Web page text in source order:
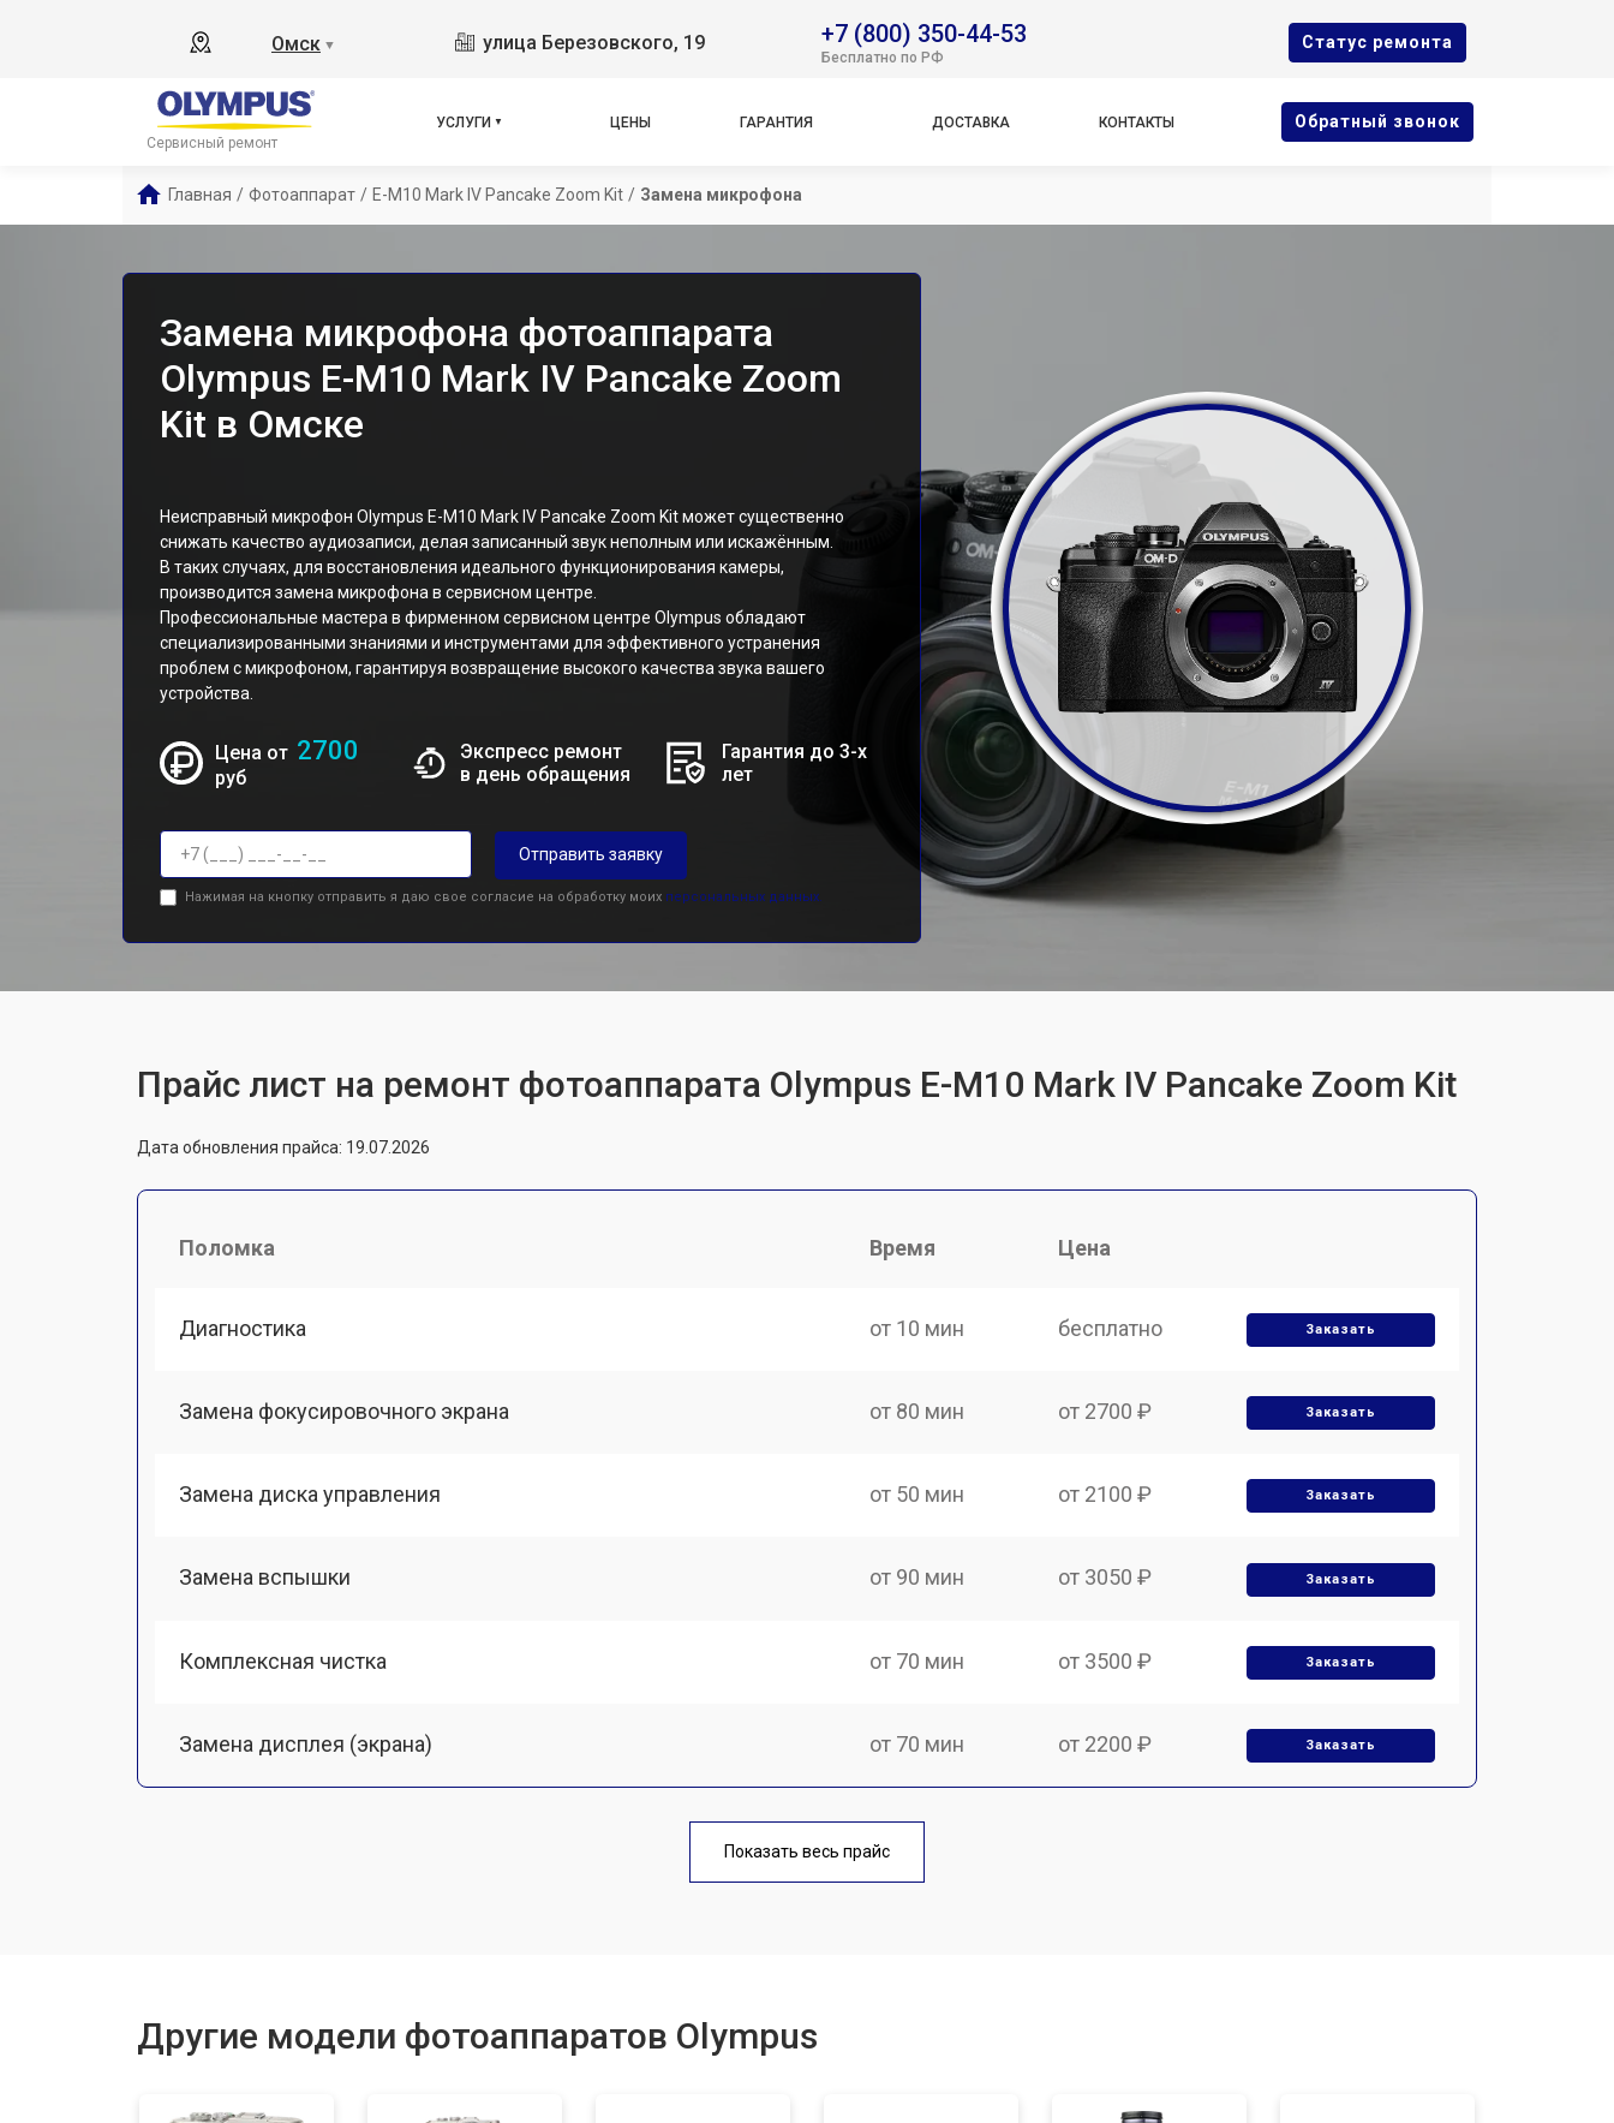
Омск ▼ улица Березовского, 19 +7 (800) 350-44-53
Бесплатно по РФ
Cтатус ремонта
Сервисный ремонт
УСЛУГИ ЦЕНЫ ГАРАНТИЯ ДОСТАВКА КОНТАКТЫ Oбратный звонок
Главная / Фотоаппарат / E-M10 Mark IV Pancake Zoom Kit / Замена микрофона
Замена микрофона фотоаппарата
Olympus E-M10 Mark IV Pancake Zoom
Kit в Омске
Неисправный микрофон Olympus E-M10 Mark IV Pancake Zoom Kit может существенно
снижать качество аудиозаписи, делая записанный звук неполным или искажённым.
В таких случаях, для восстановления идеального функционирования камеры,
производится замена микрофона в сервисном центре.
Профессиональные мастера в фирменном сервисном центре Olympus обладают
специализированными знаниями и инструментами для эффективного устранения
проблем с микрофоном, гарантируя возвращение высокого качества звука вашего
устройства.
Цена от 2700
руб
Экспресс ремонт
в день обращения
Гарантия до 3-х
лет
Отправить заявку
Нажимая на кнопку отправить я даю свое согласие на обработку моих персональных данных.
Прайс лист на ремонт фотоаппарата Olympus E-M10 Mark IV Pancake Zoom Kit
Дата обновления прайса: 19.07.2026
Поломка Время Цена
Диагностика от 10 мин бесплатно Заказать
Замена фокусировочного экрана от 80 мин от 2700 ₽ Заказать
Замена диска управления от 50 мин от 2100 ₽ Заказать
Замена вспышки от 90 мин от 3050 ₽ Заказать
Комплексная чистка от 70 мин от 3500 ₽ Заказать
Замена дисплея (экрана) от 70 мин от 2200 ₽ Заказать
от 70 мин
Показать весь прайс
Другие модели фотоаппаратов Olympus